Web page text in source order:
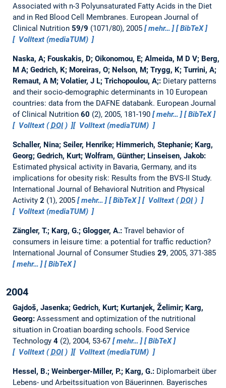
Associated with n-3 Polyunsaturated Fatty Acids in the Diet
and in Red Blood Cell Membranes. European Journal of
Clinical Nutrition 59/9 (1071/80), 2005 mehr…
BibTeX
Volltext (mediaTUM)
Naska, A; Fouskakis, D; Oikonomou, E; Almeida, M D V; Berg,
M A; Gedrich, K; Moreiras, O; Nelson, M; Trygg, K; Turrini, A;
Remaut, A M; Volatier, J L; Trichopoulou, A;: Dietary patterns
and their socio-demographic determinants in 10 European
countries: data from the DAFNE databank. European Journal
of Clinical Nutrition 60 (2), 2005, 181-190 mehr…
BibTeX
Volltext (DOI) Volltext (mediaTUM)
Schaller, Nina; Seiler, Henrike; Himmerich, Stephanie; Karg,
Georg; Gedrich, Kurt; Wolfram, Günther; Linseisen, Jakob:
Estimated physical activity in Bavaria, Germany, and its
implications for obesity risk: Results from the BVS-II Study.
International Journal of Behavioral Nutrition and Physical
Activity 2 (1), 2005 mehr… BibTeX Volltext (DOI)
Volltext (mediaTUM)
Zängler, T.; Karg, G.; Glogger, A.: Travel behavior of
consumers in leisure time: a potential for traffic reduction?
International Journal of Consumer Studies 29, 2005, 371-385
mehr…
BibTeX
2004
Gajdoš, Jasenka; Gedrich, Kurt; Kurtanjek, Želimir; Karg,
Georg: Assessment and optimization of the nutritional
situation in Croatian boarding schools. Food Service
Technology 4(2), 2004, 53-67 mehr…
BibTeX
Volltext (DOI) Volltext (mediaTUM)
Hessel, B.; Weinberger-Miller, P.; Karg, G.: Diplomarbeit über
Lebens- und Arbeitssituation von Bäuerinnen. Bayerisches